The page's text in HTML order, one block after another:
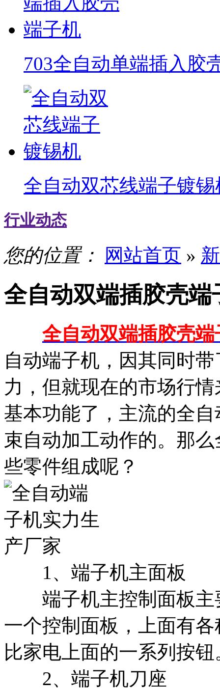
703全自动单端插入胶
全自动双芯线端子镀锡
行业动态
您的位置： 网站首页 »
全自动双端插胶壳
全自动双端插胶壳端
自动端子机，因其同时
力，但就现在的市场行
基本功能了，主流的全
束自动加工动作的。那
些零件组成呢？
1、端子机主面板
端子机主控制面板主
一个控制面板，上面有
比家电上面的一系列按钮
2、端子机刀座